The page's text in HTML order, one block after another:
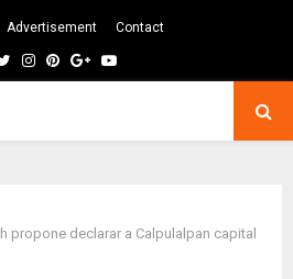
Advertisement Contact
TwitterInstagram
Pinterest
GoogleYoutube
propone declarar a Calpulalpan capital